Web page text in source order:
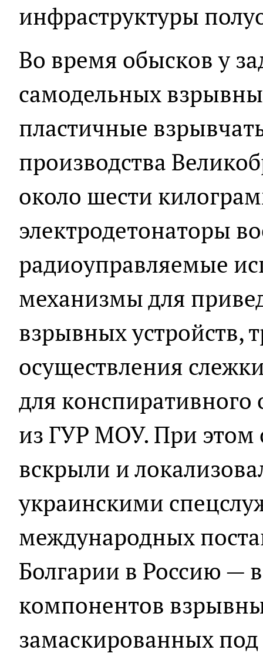
инфраструктуры
Во время обысков у
самодельных
пластичные
производства
около шести
электродетонаторы
радиоуправляемые
механизмы для
взрывных устройств,
осуществления
для
из ГУР МОУ. При этом
вскрыли и
украинскими
международных
Болгарии в Россию —
компонентов
замаскированных